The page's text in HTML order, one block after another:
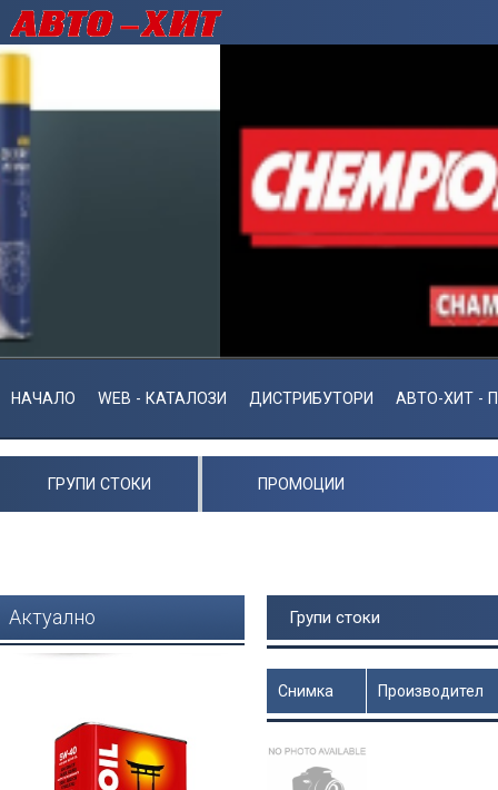
НАЧАЛО WEB - КАТАЛОЗИ ДИСТРИБУТОРИ АВТО-ХИТ -
ГРУПИ СТОКИ ПРОМОЦИИ
Актуално Групи стоки
Снимка Производител